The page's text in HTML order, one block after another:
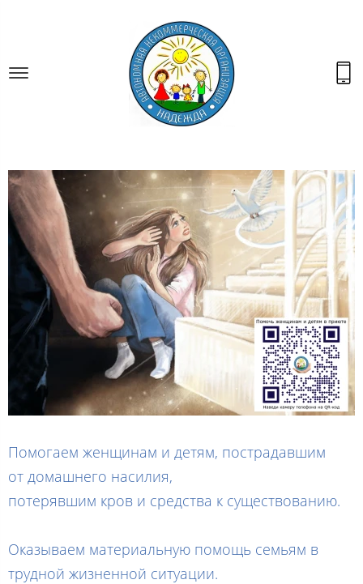
Помогаем женщинам и детям, пострадавшим
от домашнего насилия,
потерявшим кров и средства к существованию.
Оказываем материальную помощь семьям в
трудной жизненной ситуации.